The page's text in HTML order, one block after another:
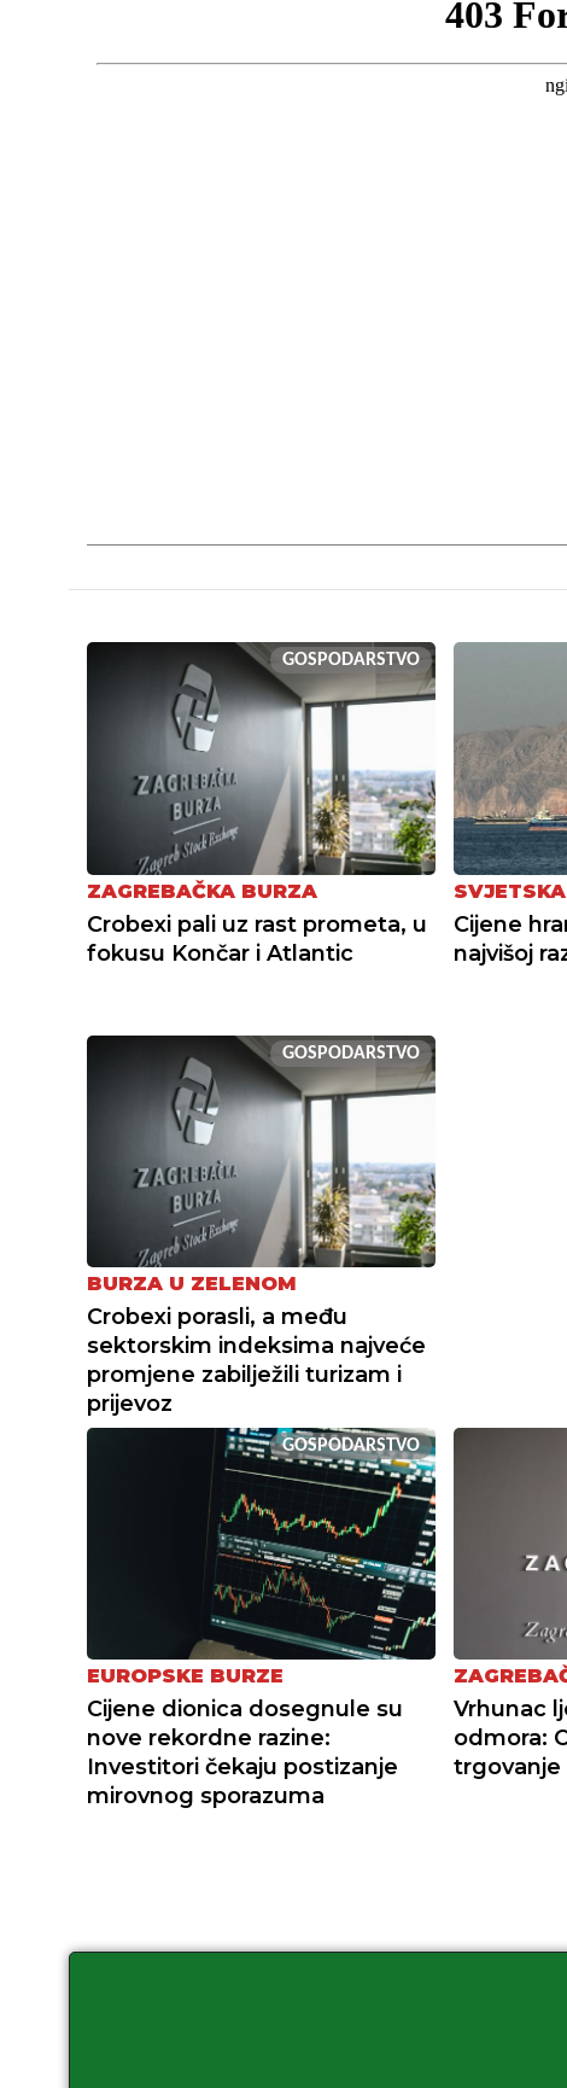
GOSPODARSTVO
ZAGREBAČKA BURZA
Crobexi pali uz rast prometa, u
fokusu Končar i Atlantic
Cijene
najvišoj
GOSPODARSTVO
BURZA U ZELENOM
Crobexi porasli, a među
sektorskim indeksima najveće
promjene zabilježili turizam i
prijevoz
GOSPODARSTVO
EUROPSKE BURZE
Cijene dionica dosegnule su
nove rekordne razine:
Investitori čekaju postizanje
mirovnog sporazuma
Vrhunac
odmora:
trgovanje